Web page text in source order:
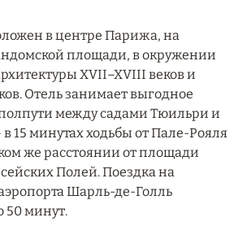
Paris
George V, Paris
Élysées
в центре Парижа, на
площади, в окружении
XVII–XVIII веков и
Отель занимает выгодное
между садами Тюильри и
15 минутах ходьбы от Пале-Рояля
же расстоянии от площади
Полей. Поездка на
Шарль-де-Голль
50 минут.